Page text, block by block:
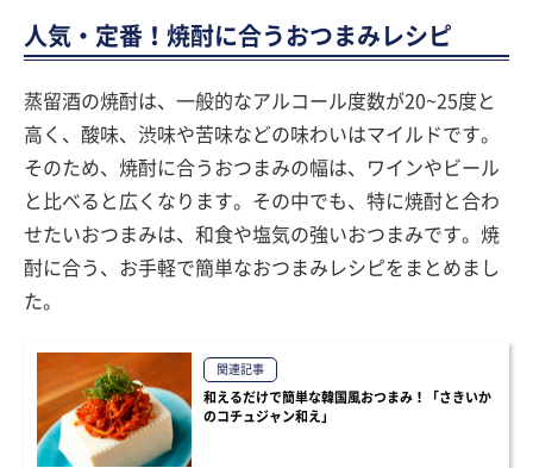
人気・定番！焼酎に合うおつまみレシピ
蒸留酒の焼酎は、一般的なアルコール度数が20~25度と
高く、酸味、渋味や苦味などの味わいはマイルドです。
そのため、焼酎に合うおつまみの幅は、ワインやビール
と比べると広くなります。その中でも、特に焼酎と合わ
せたいおつまみは、和食や塩気の強いおつまみです。焼
酎に合う、お手軽で簡単なおつまみレシピをまとめまし
た。
関連記事
和えるだけで簡単な韓国風おつまみ！「さきいか
のコチュジャン和え」